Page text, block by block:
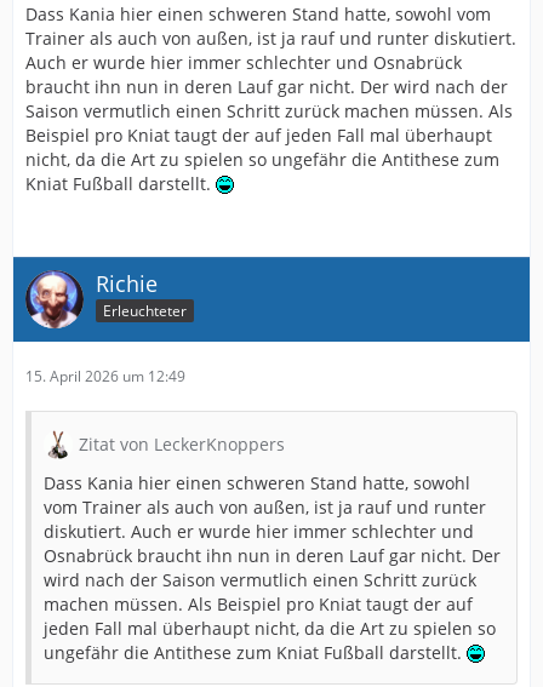
Dass Kania hier einen schweren Stand hatte, sowohl vom
Trainer als auch von außen, ist ja rauf und runter diskutiert.
Auch er wurde hier immer schlechter und Osnabrück
braucht ihn nun in deren Lauf gar nicht. Der wird nach der
Saison vermutlich einen Schritt zurück machen müssen. Als
Beispiel pro Kniat taugt der auf jeden Fall mal überhaupt
nicht, da die Art zu spielen so ungefähr die Antithese zum
Kniat Fußball darstellt.
Richie
Erleuchteter
15. April 2026 um 12:49
Zitat von LeckerKnoppers
Dass Kania hier einen schweren Stand hatte, sowohl
vom Trainer als auch von außen, ist ja rauf und runter
diskutiert. Auch er wurde hier immer schlechter und
Osnabrück braucht ihn nun in deren Lauf gar nicht. Der
wird nach der Saison vermutlich einen Schritt zurück
machen müssen. Als Beispiel pro Kniat taugt der auf
jeden Fall mal überhaupt nicht, da die Art zu spielen so
ungefähr die Antithese zum Kniat Fußball darstellt.